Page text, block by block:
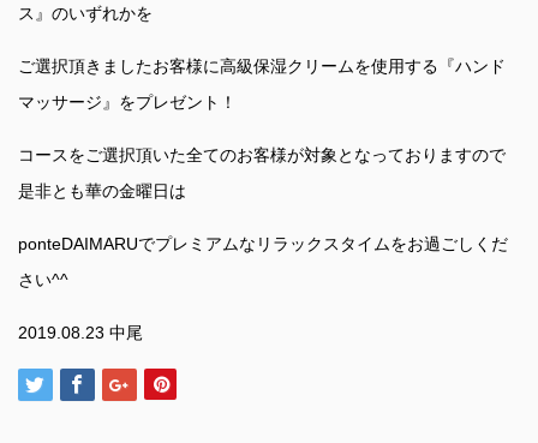
ス』のいずれかを
ご選択頂きましたお客様に高級保湿クリームを使用する『ハンド
マッサージ』をプレゼント！
コースをご選択頂いた全てのお客様が対象となっておりますので
是非とも華の金曜日は
ponteDAIMARUでプレミアムなリラックスタイムをお過ごしくだ
さい^^
2019.08.23 中尾